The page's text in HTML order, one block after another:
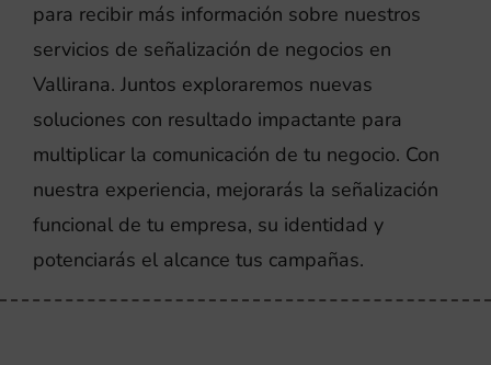
para recibir más información sobre nuestros
servicios de señalización de negocios en
Vallirana. Juntos exploraremos nuevas
soluciones con resultado impactante para
multiplicar la comunicación de tu negocio. Con
nuestra experiencia, mejorarás la señalización
funcional de tu empresa, su identidad y
potenciarás el alcance tus campañas.